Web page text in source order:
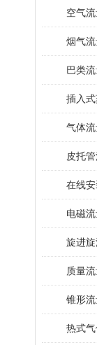
空气
烟气
巴类
插入
气体
皮托
在线
电磁
旋进
质量
锥形
热式